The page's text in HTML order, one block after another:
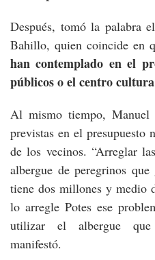
Después, tomó la palabra
Bahillo, quien coincide en
han contemplado en el
públicos o el centro cultura
Al mismo tiempo,
previstas en el presupuesto
de los vecinos. “Arreglar
albergue de peregrinos
tiene dos millones y medio
lo arregle Potes ese
utilizar el albergue que
manifestó.